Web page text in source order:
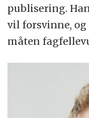
publisering.
vil forsvinne,
måten